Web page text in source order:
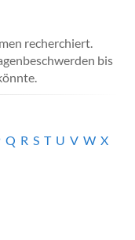
recherchiert.
bis
Q R S T U V W X